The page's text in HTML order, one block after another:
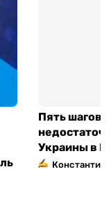
Пять шагов
Украины в
Константин